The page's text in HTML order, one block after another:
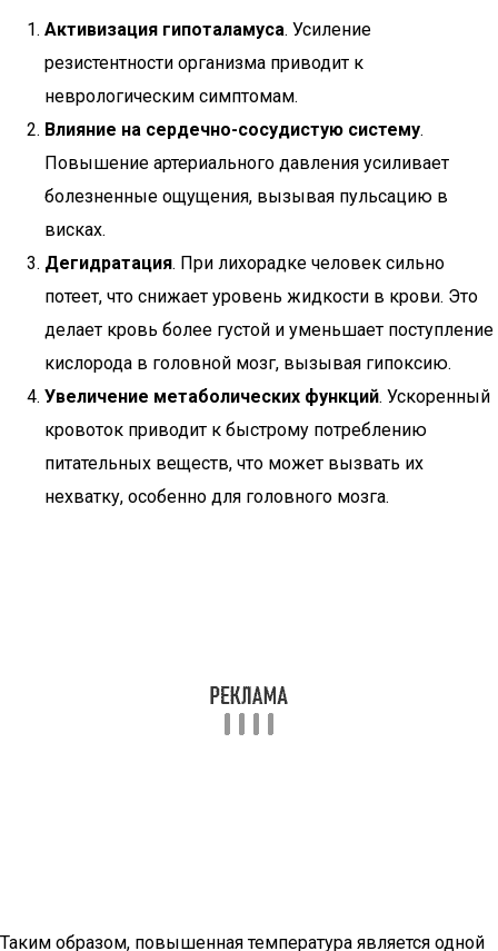
Активизация гипоталамуса. Усиление
резистентности организма приводит к
неврологическим симптомам.
Влияние на сердечно-сосудистую систему.
Повышение артериального давления усиливает
болезненные ощущения, вызывая пульсацию в
висках.
Дегидратация. При лихорадке человек сильно
потеет, что снижает уровень жидкости в крови. Это
делает кровь более густой и уменьшает поступление
кислорода в головной мозг, вызывая гипоксию.
Увеличение метаболических функций. Ускоренный
кровоток приводит к быстрому потреблению
питательных веществ, что может вызвать их
нехватку, особенно для головного мозга.
Таким образом, повышенная температура является одной